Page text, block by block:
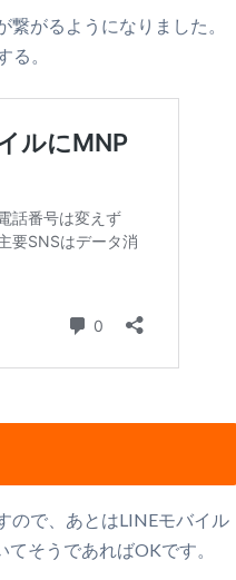
がるようになりました。
。
ので、あとはLINEモバイル
そうであればOKです。